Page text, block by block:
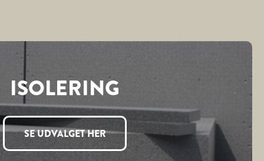
ISOLERING
SE UDVALGET HER